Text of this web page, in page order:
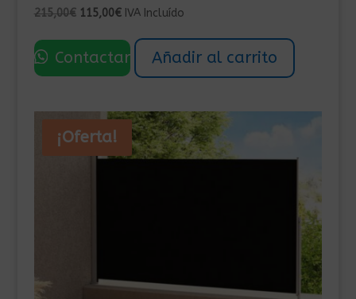
215,00€ El
original
era:
115,00€El
actual
es:
IVA Incluído
Contactar Añadir al carrito
¡Oferta!